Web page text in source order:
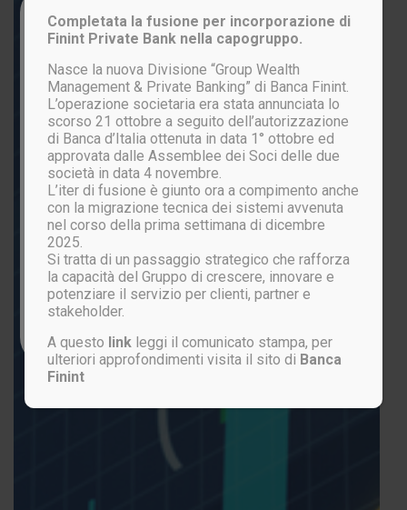
Login to your account
ACCEDI
Password persa?
Non sei ancora registrato?
Completata la fusione per incorporazione di
Finint Private Bank nella capogruppo.
Nasce la nuova Divisione “Group Wealth
Management & Private Banking” di Banca Finint.
L’operazione societaria era stata annunciata lo
scorso 21 ottobre a seguito dell’autorizzazione
di Banca d’Italia ottenuta in data 1° ottobre ed
approvata dalle Assemblee dei Soci delle due
società in data 4 novembre.
L’iter di fusione è giunto ora a compimento anche
con la migrazione tecnica dei sistemi avvenuta
nel corso della prima settimana di dicembre
2025.
Si tratta di un passaggio strategico che rafforza
la capacità del Gruppo di crescere, innovare e
potenziare il servizio per clienti, partner e
stakeholder.
A questo link leggi il comunicato stampa, per
ulteriori approfondimenti visita il sito di Banca
Finint